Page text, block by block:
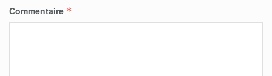
Commentaire *